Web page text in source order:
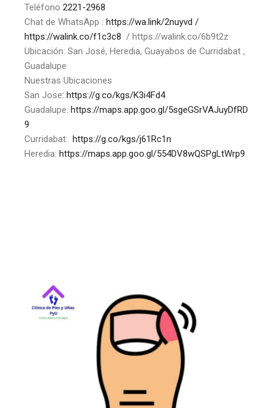
Teléfono 2221-2968
Chat de WhatsApp : https://wa.link/2nuyvd /
https://walink.co/f1c3c8 / https://walink.co/6b9t2z
Ubicación: San José, Heredia, Guayabos de Curridabat ,
Guadalupe
Nuestras Ubicaciones
San Jose: https://g.co/kgs/K3i4Fd4
Guadalupe: https://maps.app.goo.gl/5sgeGSrVAJuyDfRD
9
Curridabat:
https://g.co/kgs/j61Rc1n
Heredia: https://maps.app.goo.gl/554DV8wQSPgLtWrp9